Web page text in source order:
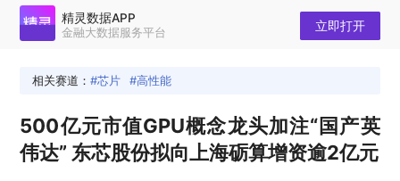
相关赛道： 芯片 高性能
500亿元市值GPU概念龙头加注“国产英
伟达” 东芯股份拟向上海砺算增资逾2亿元
精灵数据APP
金融大数据服务平台 立即打开